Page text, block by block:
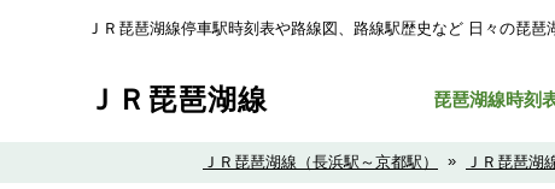
ＪＲ琵琶湖線停車駅時刻表や路線図、路線駅歴史など ⽇々の琵琶
ＪＲ琵琶湖線 琵琶湖線時刻
ＪＲ琵琶湖線（長浜駅～京都駅） » ＪＲ琵琶湖